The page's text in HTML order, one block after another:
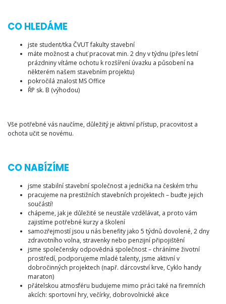
CO HLEDÁME
jste student/tka ČVUT fakulty stavební
máte možnost a chuť pracovat min. 2 dny v týdnu (přes letní
prázdniny vítáme ochotu k rozšíření úvazku a působení na
některém našem stavebním projektu)
pokročilá znalost MS Office
ŘP sk. B (výhodou)
Vše potřebné vás naučíme, důležitý je aktivní přístup, pracovitost a
ochota učit se novému.
CO NABÍZÍME
jsme stabilní stavební společnost a jednička na českém trhu
pracujeme na prestižních stavebních projektech – buďte jejich
součástí!
chápeme, jak je důležité se neustále vzdělávat, a proto vám
zajistíme potřebné kurzy a školení
samozřejmostí jsou u nás benefity jako 5 týdnů dovolené, 2 dny
zdravotního volna, stravenky nebo penzijní připojištění
jsme společensky odpovědná společnost – chráníme životní
prostředí, podporujeme mladé talenty, jsme aktivní v
dobročinných projektech (např. dárcovství krve, Cyklo handy
maraton)
přátelskou atmosféru budujeme mimo práci také na firemních
akcích: sportovní hry, večírky, dobrovolnické akce